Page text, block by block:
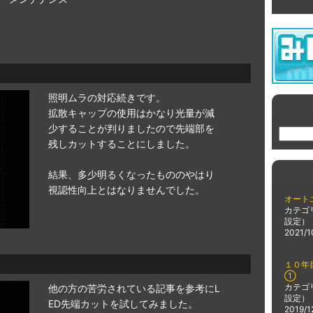
照明ムラの対応続きです。
拡散キャップの使用はかなり光量が減
少することが判りましたので先端部を
残しカットすることにしました。
結果、多少明るくなったもののやはり
視認性向上とはなりませんでした。
他の方の苦労されている記事を参考にL
ED先端カットを試してみました。
オート
カテゴ
設定）
2021/
１０
①
カテゴ
設定）
2019/